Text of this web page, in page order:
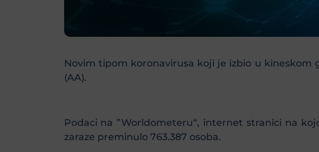
Novim tipom koronavirusa koji je izbio u kineskom
(AA).
Podaci na ”Worldometeru“, internet stranici na
zaraze preminulo 763.387 osoba.